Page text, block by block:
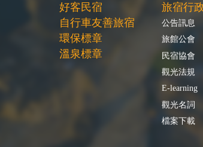
好客民宿
自行車友善旅宿
環保標章
溫泉標章
旅宿行
公告訊息
旅館公會
民宿協會
觀光法規
E-learning
觀光名詞
檔案下載